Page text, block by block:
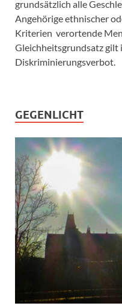
grundsätzlich alle
Angehörige ethnischer
Kriterien verortende
Gleichheitsgrundsatz gilt
Diskriminierungsverbot.
GEGENLICHT